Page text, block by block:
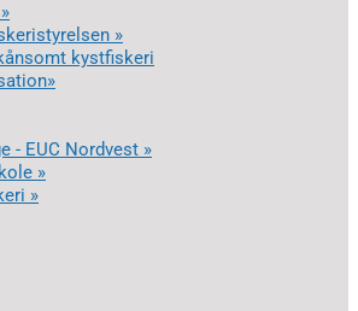
»
kystfiskeri
- EUC Nordvest »
»
»